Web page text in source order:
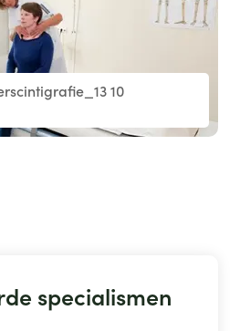
10
specialismen